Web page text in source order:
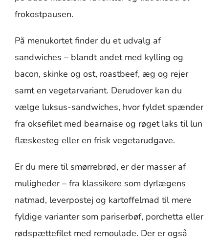
frokostpausen.
På menukortet finder du et udvalg af
sandwiches – blandt andet med kylling og
bacon, skinke og ost, roastbeef, æg og rejer
samt en vegetarvariant. Derudover kan du
vælge luksus-sandwiches, hvor fyldet spænder
fra oksefilet med bearnaise og røget laks til lun
flæskesteg eller en frisk vegetarudgave.
Er du mere til smørrebrød, er der masser af
muligheder – fra klassikere som dyrlægens
natmad, leverpostej og kartoffelmad til mere
fyldige varianter som pariserbøf, porchetta eller
rødspættefilet med remoulade. Der er også